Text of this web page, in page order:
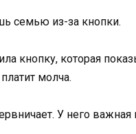
семью из-за кнопки.
кнопку, которая
молча.
У него важная